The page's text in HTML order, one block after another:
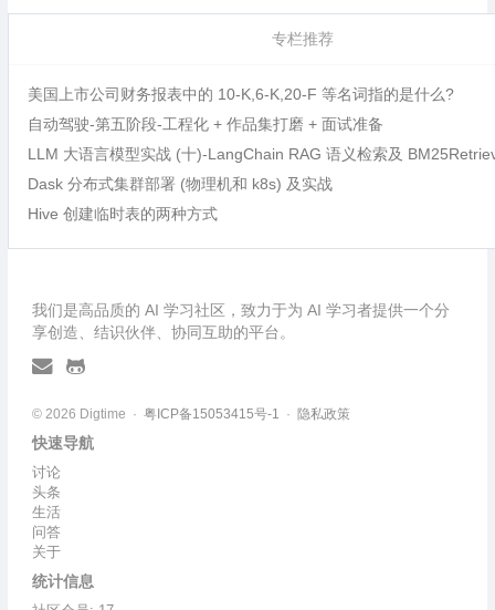
专栏推荐
美国上市公司财务报表中的 10-K,6-K,20-F 等名词指的是什么?
自动驾驶-第五阶段-工程化 + 作品集打磨 + 面试准备
LLM 大语言模型实战 (十)-LangChain RAG 语义检索及
Dask 分布式集群部署 (物理机和 k8s) 及实战
Hive 创建临时表的两种方式
我们是高品质的 AI 学习社区，致力于为 AI 学习者提供一个分
享创造、结识伙伴、协同互助的平台。
© 2026 Digtime · 粤ICP备15053415号-1 · 隐私政策
快速导航
讨论
头条
生活
问答
关于
统计信息